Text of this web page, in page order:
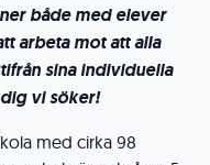
både med elever
arbeta mot att alla
sina individuella
vi söker!
med cirka 98